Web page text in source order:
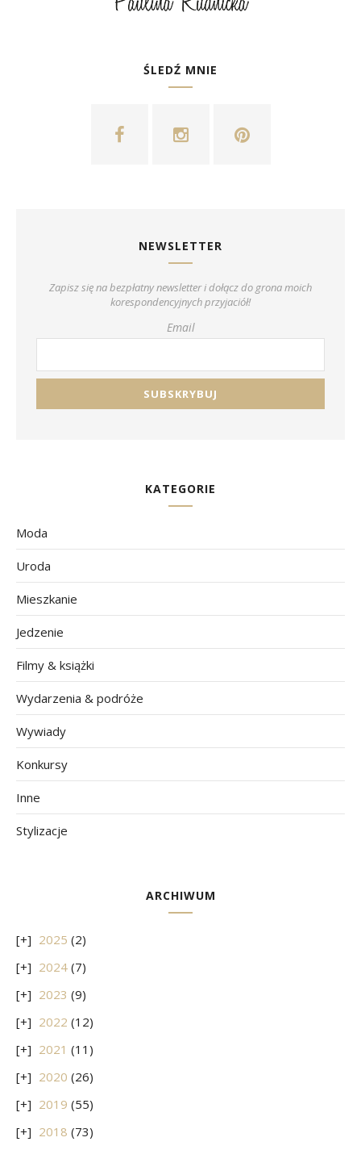
ŚLEDŹ MNIE
NEWSLETTER
Zapisz się na bezpłatny newsletter i dołącz do grona moich
korespondencyjnych przyjaciół!
Email
KATEGORIE
Moda
Uroda
Mieszkanie
Jedzenie
Filmy & książki
Wydarzenia & podróże
Wywiady
Konkursy
Inne
Stylizacje
ARCHIWUM
2025 (2)
2024 (7)
2023 (9)
2022 (12)
2021 (11)
2020 (26)
2019 (55)
2018 (73)